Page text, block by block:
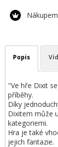
Popis
"Ve hře Dixit
příběhy.
Díky
Dixitem může
kategoriemi.
Hra je také
jejich fantazie.